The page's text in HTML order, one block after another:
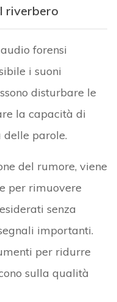
riverbero
forensi
i suoni
disturbare le
la capacità di
parole.
del rumore, viene
per rimuovere
senza
importanti.
per ridurre
sulla qualità